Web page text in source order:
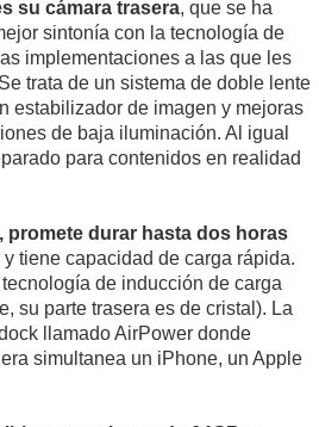
su cámara trasera, que se ha
sintonía con la tecnología de
implementaciones a las que les
trata de un sistema de doble lente
estabilizador de imagen y mejoras
de baja iluminación. Al igual
para contenidos en realidad
promete durar hasta dos horas
y tiene capacidad de carga rápida.
de inducción de carga
su parte trasera es de cristal). La
llamado AirPower donde
simultanea un iPhone, un Apple